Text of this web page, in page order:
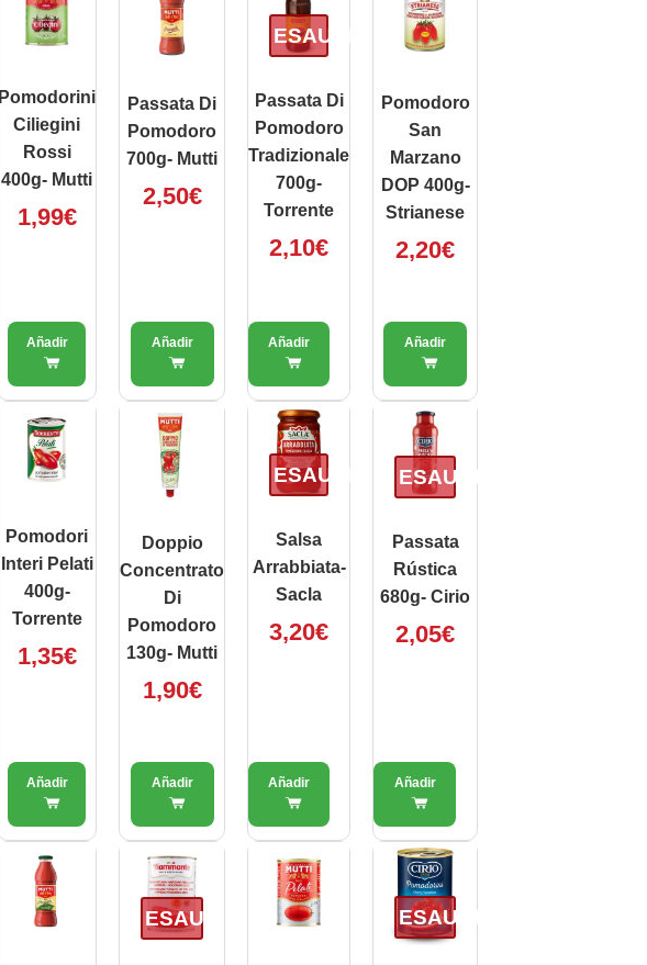
Pomodorini
Ciliegini
Rossi
400g- Mutti
1,99€
Passata Di
Pomodoro
700g- Mutti
2,50€
ESAURITO
Passata Di
Pomodoro
Tradizionale
700g-
Torrente
2,10€
Pomodoro
San
Marzano
DOP 400g-
Strianese
2,20€
Pomodori
Interi Pelati
400g-
Torrente
1,35€
Doppio
Concentrato
Di
Pomodoro
130g- Mutti
1,90€
ESAURITO
Salsa
Arrabbiata-
Sacla
3,20€
ESAURITO
Passata
Rústica
680g- Cirio
2,05€
ESAURITO ESAURITO